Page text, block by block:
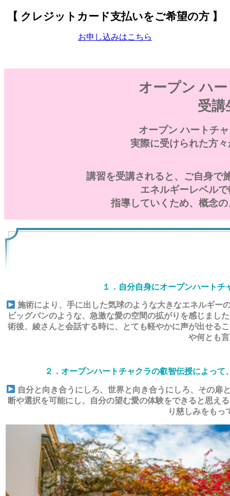
【 クレジットカード支払いをご希望の方 】
お申し込みはこちら
オープン ハ
受講
オープン ハートチ
実際に受けられた方
講習を受講されると、ご自身で
エネルギーレベル
指導していくため、概念
１．自分自身にオープンハート
施術により、手に出した気球のような大きなエネルギー
ビッグバンのような、急激な愛の空間の拡がりを感じまし
術後、綾さんと会話する時に、とても軽やかに声が出せる
や何とも
２．オープンハートチャクラの叡智伝授によっ
自分と向き合うにしろ、世界と向き合うにしろ、その扉
断や選択を可能にし、自分の望む愛の体験をできると思え
り慈しみをもっ